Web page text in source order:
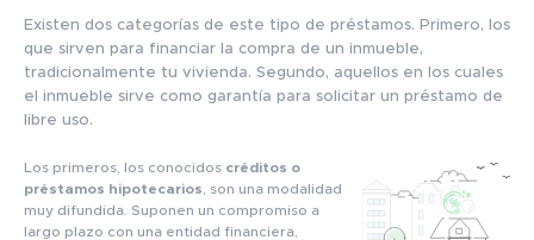
Existen dos categorías de este tipo de préstamos. Primero, los
que sirven para financiar la compra de un inmueble,
tradicionalmente tu vivienda. Segundo, aquellos en los cuales
el inmueble sirve como garantía para solicitar un préstamo de
libre uso.
Los primeros, los conocidos créditos o
préstamos hipotecarios , son una modalidad
muy difundida. Suponen un compromiso a
largo plazo con una entidad financiera,